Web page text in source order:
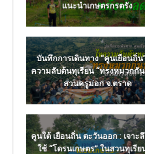
แนะนำเกษตรกรตรัง
บันทึกการเดินทาง “คูนเยือนถิ่น
ความลับต้นทุเรียน “ทรงหมวกกั
สวนครูม่อก จ.ตราด
คูนใต้ เยือนถิ่น ตะวันออก : เจาะ
ใช้ “โดรนเกษตร” ในสวนทุเรีย